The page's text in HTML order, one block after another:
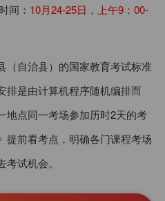
间： 10月24-25日，上午9：00-
（自治县）的国家教育考试标准
排是由计算机程序随机编排而
地点同一考场参加历时2天的考
提前看考点，明确各门课程考场
试机会。